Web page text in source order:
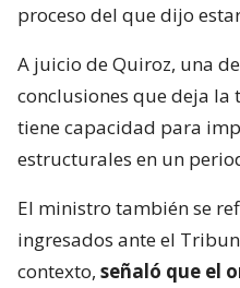
proceso del que dijo
A juicio de Quiroz, una
conclusiones que deja la
tiene capacidad para
estructurales en un
El ministro también se
ingresados ante el
contexto, señaló que el